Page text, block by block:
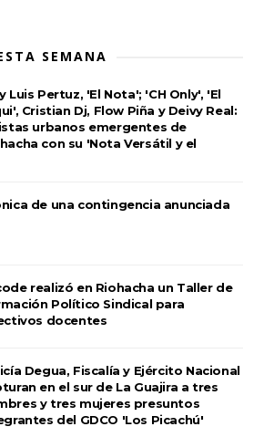
SEMANA
Luis Pertuz, 'El Nota'; 'CH Only', 'El
Cristian Dj, Flow Piña y Deivy Real:
urbanos emergentes de
con su 'Nota Versátil y el
de una contingencia anunciada
realizó en Riohacha un Taller de
Político Sindical para
docentes
Degua, Fiscalía y Ejército Nacional
en el sur de La Guajira a tres
y tres mujeres presuntos
del GDCO 'Los Picachú'